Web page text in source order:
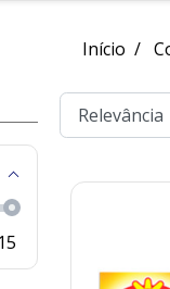
Início
15